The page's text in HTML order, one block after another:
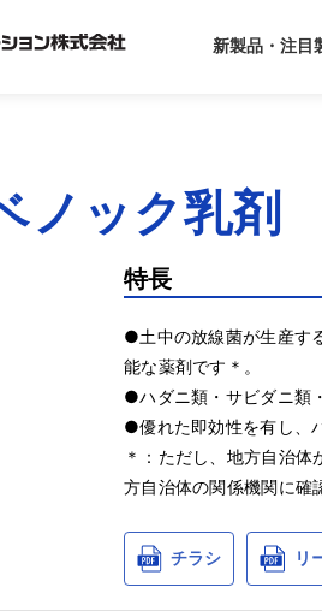
新製品・注目
ノック乳剤
特長
●土中の放線菌が生産す
能な薬剤です＊。
●ハダニ類・サビダニ類
●優れた即効性を有し、
＊：ただし、地方自治
方自治体の関係機関に確
チラシ リ